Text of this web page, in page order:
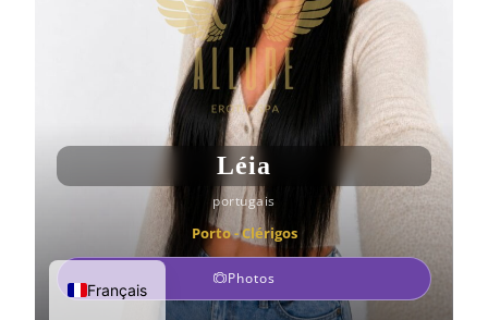
Léia
portugais
Porto - Clérigos
Photos
Français